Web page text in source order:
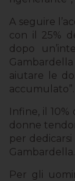
A seguire
con il 25%
dopo
aiutare le
accumulato”.
Infine, il 10%
donne
per
Gambardella.
Per gli